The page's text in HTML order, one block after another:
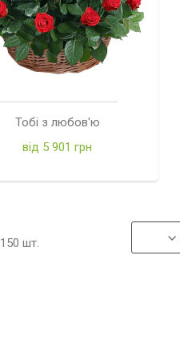
Тобі з любов'ю
від 5 901 грн
150 шт.